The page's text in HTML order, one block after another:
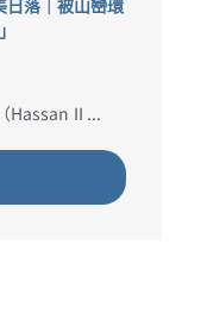
日落｜被山巒環
Hassan II ...